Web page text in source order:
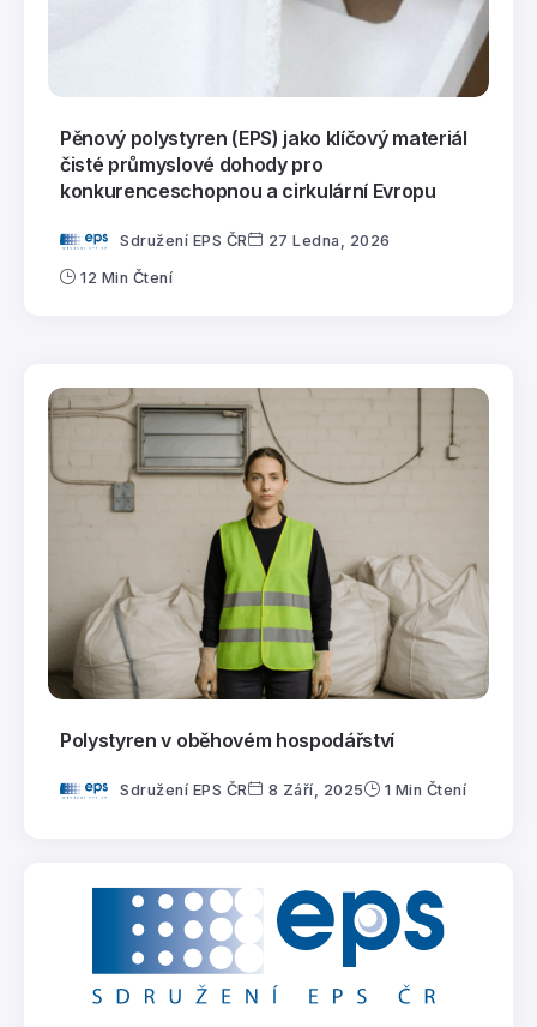
Pěnový polystyren (EPS) jako klíčový materiál
čisté průmyslové dohody pro
konkurenceschopnou a cirkulární Evropu
Sdružení EPS ČR 27 Ledna, 2026
12 Min Čtení
Polystyren v oběhovém hospodářství
Sdružení EPS ČR 8 Září, 2025 1 Min Čtení